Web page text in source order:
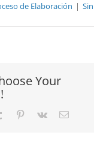
de Elaboración | Sin
Your
Tumblr Pinterest
Vk
Correo